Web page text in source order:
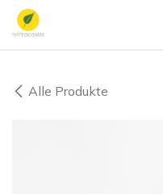
Zum Inhalt springen
Alle Produkte